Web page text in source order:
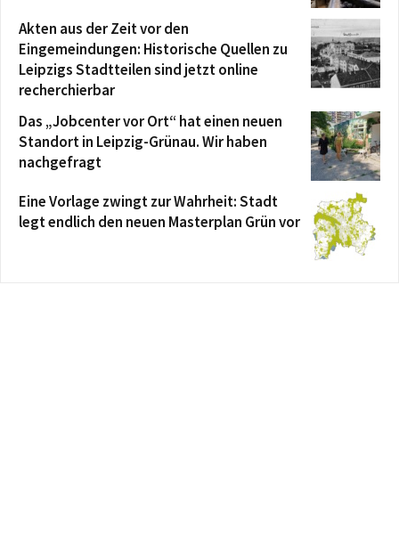
Akten aus der Zeit vor den
Eingemeindungen: Historische Quellen zu
Leipzigs Stadtteilen sind jetzt online
recherchierbar
Das „Jobcenter vor Ort“ hat einen neuen
Standort in Leipzig-Grünau. Wir haben
nachgefragt
Eine Vorlage zwingt zur Wahrheit: Stadt
legt endlich den neuen Masterplan Grün vor